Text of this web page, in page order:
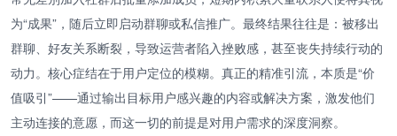
为“成果”，随后立即启动群聊或私信推广。最终结果往往是：被移出
群聊、好友关系断裂，导致运营者陷入挫败感，甚至丧失持续行动的
动力。核心症结在于用户定位的模糊。真正的精准引流，本质是“价
值吸引”——通过输出目标用户感兴趣的内容或解决方案，激发他们
主动连接的意愿，而这一切的前提是对用户需求的深度洞察。